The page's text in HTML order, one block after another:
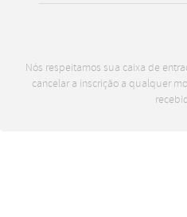
Nós respeitamos sua caixa de
cancelar a inscrição a qualquer